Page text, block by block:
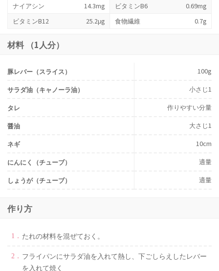
ナイアシン
14.3mg ビタミンB6
0.69mg
ビタミンB12
25.2μg 食物繊維 0.7g
材料 （1人分）
豚レバー（スライス）
100g
サラダ油（キャノーラ油）
小さじ1
タレ
作りやすい分量
醤油
大さじ1
ネギ
10cm
にんにく（チューブ）
適量
しょうが（チューブ）
適量
作り方
たれの材料を混ぜておく。
フライパンにサラダ油を入れて熱し、下ごしらえしたレバー
を入れて焼く